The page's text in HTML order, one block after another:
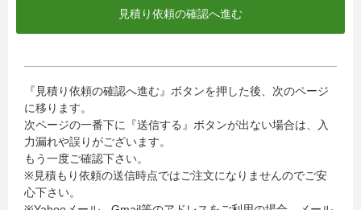
d) 個人情報の第三者提供について
当社がお客様から収集した以下の個人情報等は、カード発
行会社が行う不正利用検知・防止のために、お客様が利用
されているカード発行会社へ提供させていただきます。(氏
名、電話番号、email アドレス、インターネット利用環境
に関する情報等)
お客様が利用されているカード発行会社が外国にある場
合、これらの情報は当該発行会社が所属する国に移転され
『見積り依頼の確認へ進む』ボタンを押した後、次のページ
に移ります。
次ページの一番下に『送信する』ボタンが出ない場合は、入
力漏れや誤りがございます。
もう一度ご確認下さい。
※見積もり依頼の送信時点ではご注文になりませんのでご安
心下さい。